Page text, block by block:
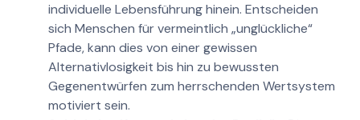
individuelle Lebensführung hinein. Entscheiden
sich Menschen für vermeintlich „unglückliche“
Pfade, kann dies von einer gewissen
Alternativlosigkeit bis hin zu bewussten
Gegenentwürfen zum herrschenden Wertsystem
motiviert sein.